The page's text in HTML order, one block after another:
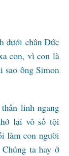
dưới chân Đức
con, vì con là
sao ông Simon
linh ngang
lại vô số tội
làm con người
ta hay ở